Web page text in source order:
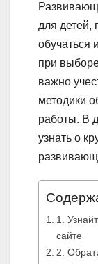
для детей,
обучаться
при
важно
методики
работы. В
узнать о
1.
сайте
2.